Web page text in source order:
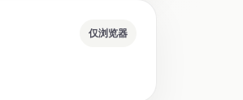
仅浏览器